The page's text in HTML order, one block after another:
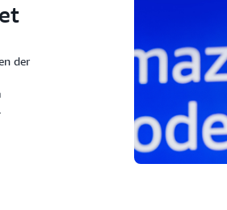
der